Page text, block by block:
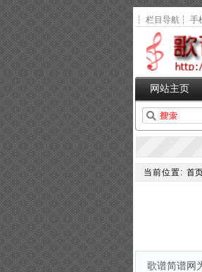
┆ 栏目导航 ┆ 手
网站主页
当前位置: 首
歌谱简谱网